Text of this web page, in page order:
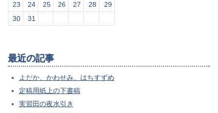
23
24 25 26 27 28
29
30
31
最近の記事
よだか、かわせみ、はちすずめ
定稿用紙上の下書稿
実習田の夜水引き